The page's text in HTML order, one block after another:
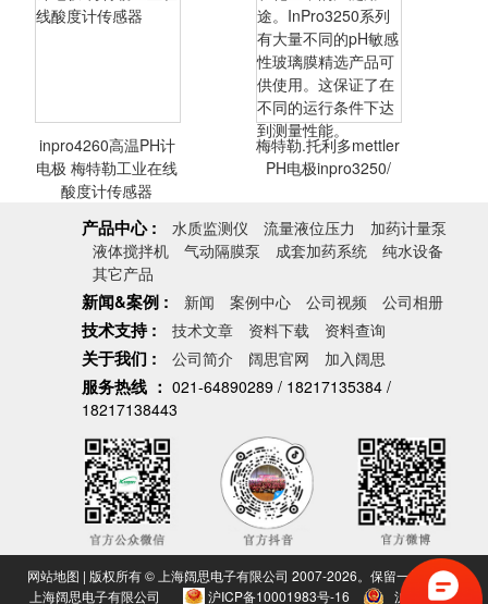
高温防爆PH电极
<查看详情>
梅特勒.托利多实
验室PH复合电极
LE407 上泰便携
式PH计标配PH探
头
<查看详情>
inpro4260高温PH
计电极 梅特勒工
业在线酸度计传感
器
<查看详情>
inpro4260高温PH计
电极 梅特勒工业在线
酸度计传感器
适合于生化、制药
途。InPro3250系
列有大量不同的
pH敏感性玻璃膜
精选产品可供使
用。这保证了在不
到测量性能。
梅特勒.托利多mettler
PH电极inpro3250/
产品中心 : 水质监测仪 流量液位压力
加药计量泵
液体搅拌机
气动隔膜泵 成套加药系统
纯水设备
其它产品
新闻&案例 : 新闻 案例中心 公司视频 公司相册
技术支持 : 技术文章 资料下载 资料查询
关于我们 : 公司简介 阔思官网 加入阔思
服务热线 ： 021-64890289 / 18217135384 /
18217138443
网站地图 | 版权所有 © 上海阔思电子有限公司 2007-2026。保留一切权利。
上海阔思电子有限公司
沪ICP备10001983号-16 沪公网安备